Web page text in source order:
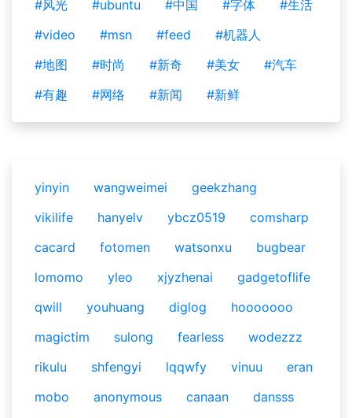
#风光
#ubuntu #中国 #字体
#生活
#video
#msn #feed
#机器人
#地图
#时尚 #新奇 #美女
#汽车
#有趣
#网络 #新闻 #新鲜
yinyin wangweimei
geekzhang
vikilife
hanyelv ybcz0519
comsharp
cacard
fotomen watsonxu
bugbear
lomomo
yleo xjyzhenai
gadgetoflife
qwill
youhuang diglog
hooooooo
magictim
sulong fearless
wodezzz
rikulu
shfengyi lqqwfy vinuu
eran
mobo
anonymous canaan
dansss